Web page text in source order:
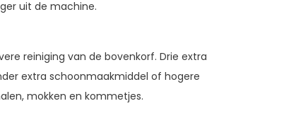
uit de machine.
reiniging van de bovenkorf. Drie extra
extra schoonmaakmiddel of hogere
mokken en kommetjes.